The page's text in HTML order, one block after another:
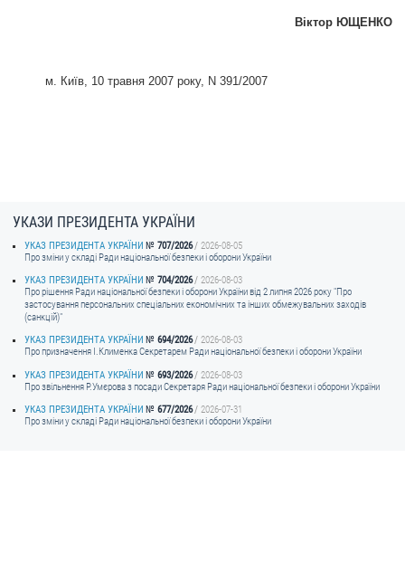
Віктор ЮЩЕНКО
м. Київ, 10 травня 2007 року, N 391/2007
УКАЗИ ПРЕЗИДЕНТА УКРАЇНИ
УКАЗ ПРЕЗИДЕНТА УКРАЇНИ 707/2026
2026-08-05
Про зміни у складі Ради національної безпеки і оборони України
УКАЗ ПРЕЗИДЕНТА УКРАЇНИ
704/2026
2026-08-03
Про рішення Ради національної безпеки і оборони України від 2 липня 2026 року "Про
застосування персональних спеціальних економічних та інших обмежувальних заходів
(санкцій)"
УКАЗ ПРЕЗИДЕНТА УКРАЇНИ
694/2026
2026-08-03
Про призначення I.Клименка Секретарем Ради національної безпеки і оборони України
УКАЗ ПРЕЗИДЕНТА УКРАЇНИ
693/2026
2026-08-03
Про звільнення Р.Умєрова з посади Секретаря Ради національної безпеки і оборони України
УКАЗ ПРЕЗИДЕНТА УКРАЇНИ
677/2026
2026-07-31
Про зміни у складі Ради національної безпеки і оборони України